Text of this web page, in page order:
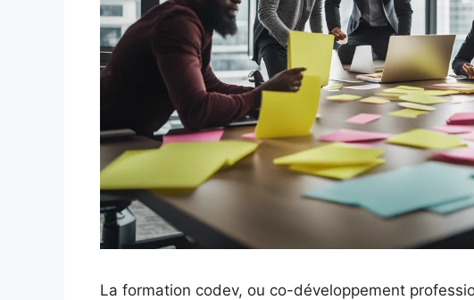
La formation codev, ou co-développement